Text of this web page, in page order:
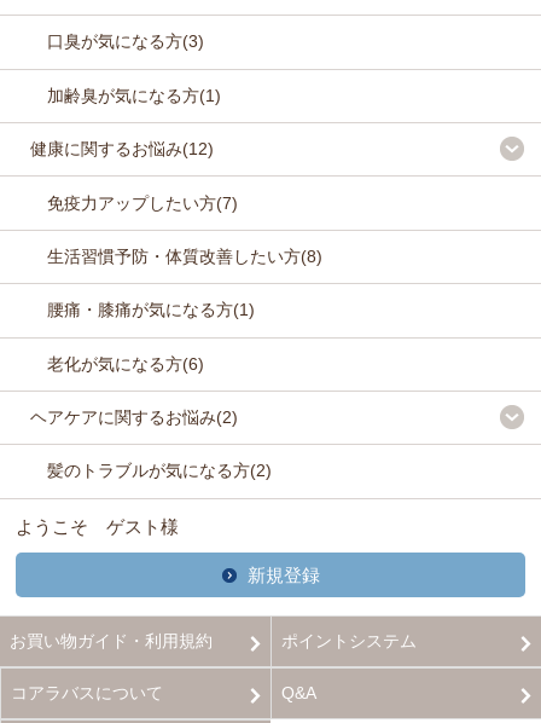
口臭が気になる方(3)
加齢臭が気になる方(1)
健康に関するお悩み(12)
免疫力アップしたい方(7)
生活習慣予防・体質改善したい方(8)
腰痛・膝痛が気になる方(1)
老化が気になる方(6)
ヘアケアに関するお悩み(2)
髪のトラブルが気になる方(2)
ようこそ ゲスト様
新規登録
お買い物ガイド・利用規約 ポイントシステム
コアラバスについて Q&A